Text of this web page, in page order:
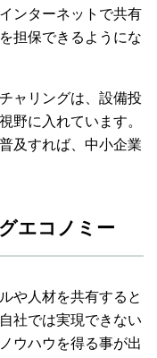
ンターネットで共有
担保できるようにな
ャリングは、設備投
野に入れています。
及すれば、中小企業
エコノミー
や人材を共有すると
社では実現できない
ウハウを得る事が出